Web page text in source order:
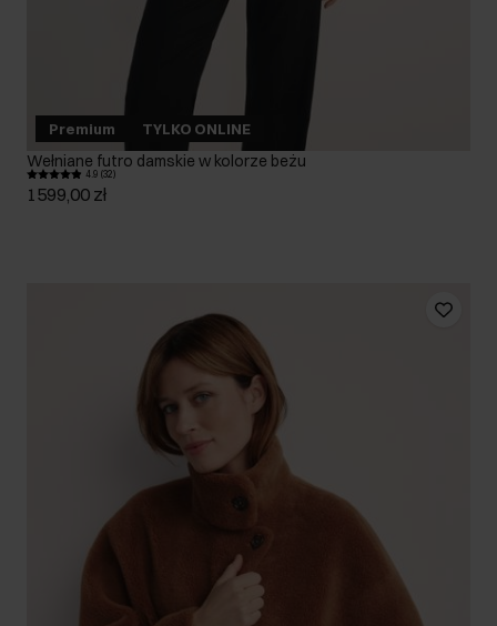
Premium TYLKO ONLINE
Wełniane futro damskie w kolorze beżu
4.9 (32)
1599,00 zł